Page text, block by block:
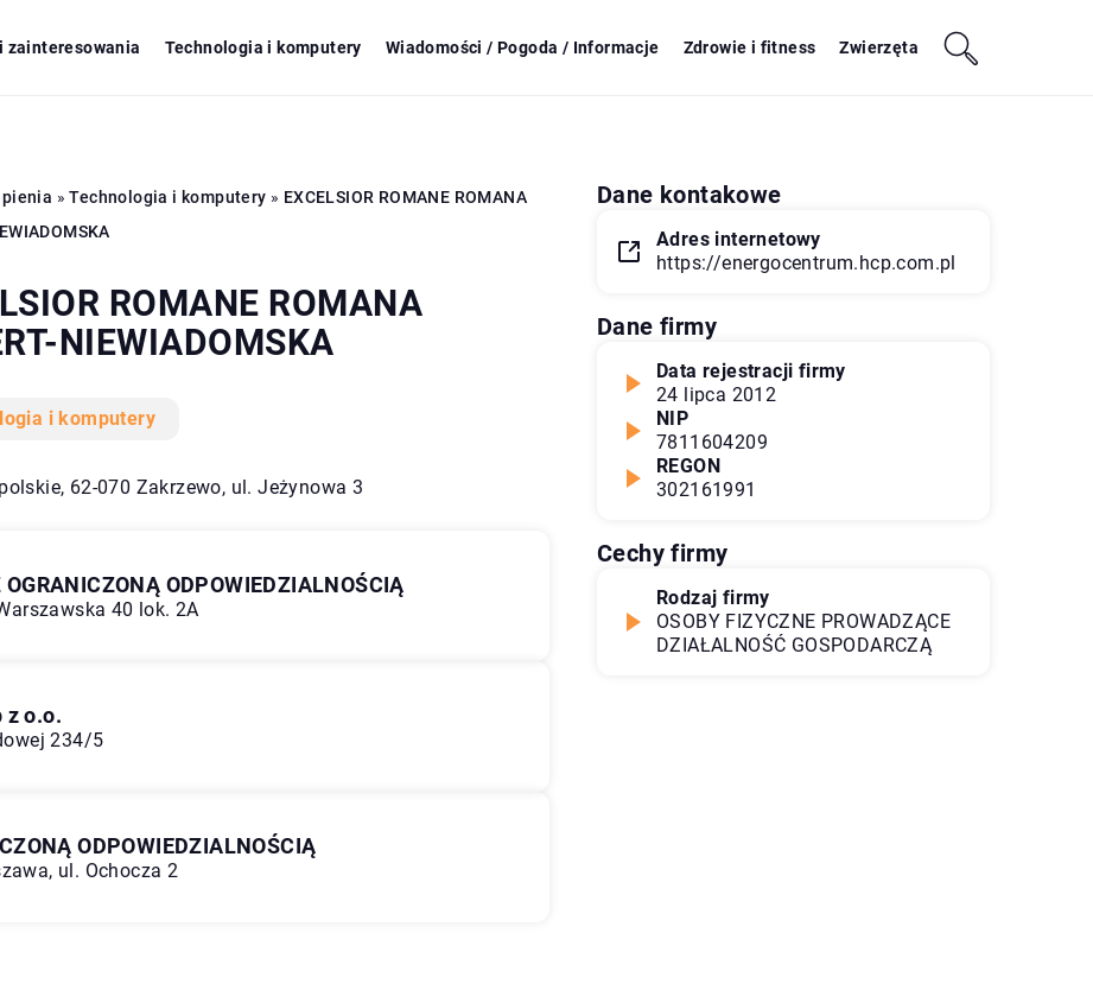
zainteresowania Technologia i komputery Wiadomości / Pogoda / Informacje Zdrowie i fitness Zwierzęta
»Technologia i komputery » EXCELSIOR ROMANE ROMANA
ROMANE ROMANA
NIEWIADOMSKA
i komputery
62-070 Zakrzewo, ul. Jeżynowa 3
ODPOWIEDZIALNOŚCIĄ
40 lok. 2A
z o.o.
234/5
ODPOWIEDZIALNOŚCIĄ
ul. Ochocza 2
Dane kontakowe
Adres internetowy
https://energocentrum.hcp.com.pl
Dane firmy
Data rejestracji firmy
24 lipca 2012
NIP
7811604209
REGON
302161991
Cechy firmy
Rodzaj firmy
OSOBY FIZYCZNE PROWADZĄCE
DZIAŁALNOŚĆ GOSPODARCZĄ